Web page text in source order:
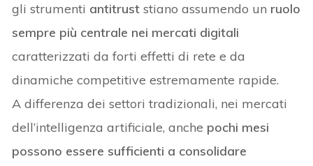
gli strumenti antitrust stiano assumendo un ruolo
sempre più centrale nei mercati digitali
caratterizzati da forti effetti di rete e da
dinamiche competitive estremamente rapide.
A differenza dei settori tradizionali, nei mercati
dell’intelligenza artificiale, anche pochi mesi
possono essere sufficienti a consolidare